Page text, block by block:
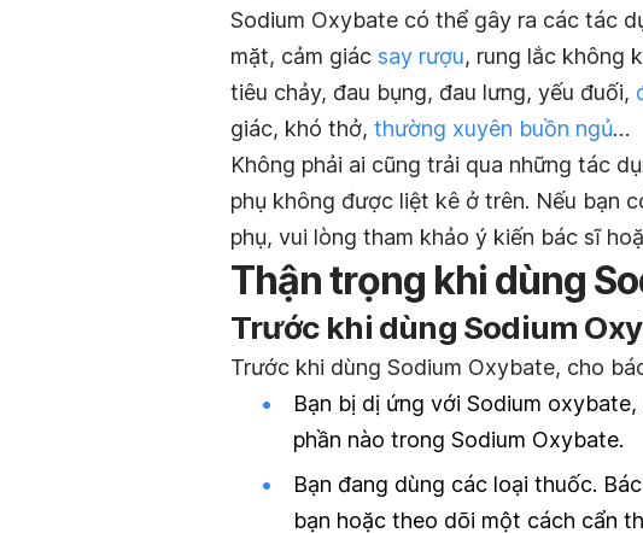
Sodium Oxybate có thể gây ra các tác
mặt, cảm giác say rượu, rung lắc không
tiêu chảy, đau bụng, đau lưng, yếu đuối,
giác, khó thở, thường xuyên buồn ngủ…
Không phải ai cũng trải qua những tác
phụ không được liệt kê ở trên. Nếu bạn
phụ, vui lòng tham khảo ý kiến ​​bác sĩ
Thận trọng khi dùng
Trước khi dùng Sodium
Trước khi dùng Sodium Oxybate, cho
Bạn bị dị ứng với Sodium
phần nào trong Sodium Oxybate.
Bạn đang dùng các loại thuốc.
bạn hoặc theo dõi một cách cẩn